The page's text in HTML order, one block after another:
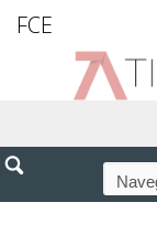
FCE